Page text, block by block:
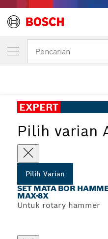
Pencarian
Set Mata Bor Hammer
EXPERT
Pilih varian
Pilih Varian
SET MATA BOR
MAX-8X
Untuk rotary hammer
VARIAN PILIHAN ANDA
Set Mata Bor